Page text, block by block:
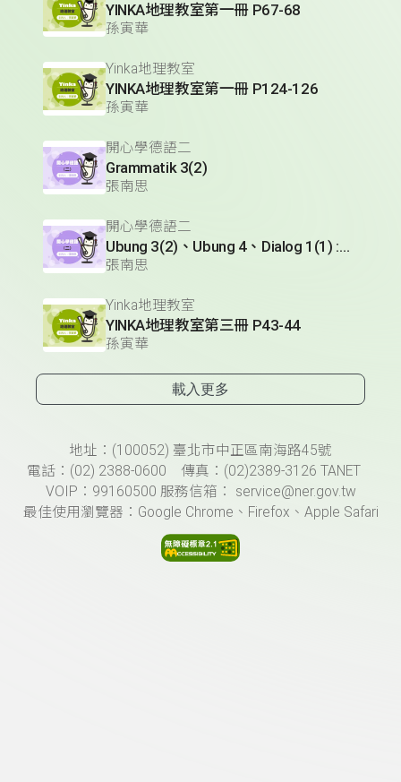
YINKA地理教室第一冊 P67-68
孫寅華
Yinka地理教室
YINKA地理教室第一冊 P124-126
孫寅華
開心學德語二
Grammatik 3(2)
張南思
開心學德語二
Ubung 3(2)、Ubung 4、Dialog 1(1) :Glossar
張南思
Yinka地理教室
YINKA地理教室第三冊 P43-44
孫寅華
載入更多
頁尾資訊地址：(100052) 臺北市中正區南海路45號
電話：(02) 2388-0600 傳真：(02)2389-3126 TANET
VOIP：99160500 服務信箱： service@ner.gov.tw
最佳使用瀏覽器：Google Chrome、Firefox、Apple Safari